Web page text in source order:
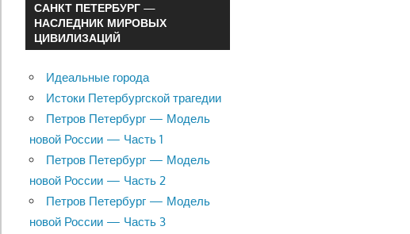
САНКТ ПЕТЕРБУРГ —
НАСЛЕДНИК МИРОВЫХ
ЦИВИЛИЗАЦИЙ
Идеальные города
Истоки Петербургской трагедии
Петров Петербург — Модель
новой России — Часть 1
Петров Петербург — Модель
новой России — Часть 2
Петров Петербург — Модель
новой России — Часть 3